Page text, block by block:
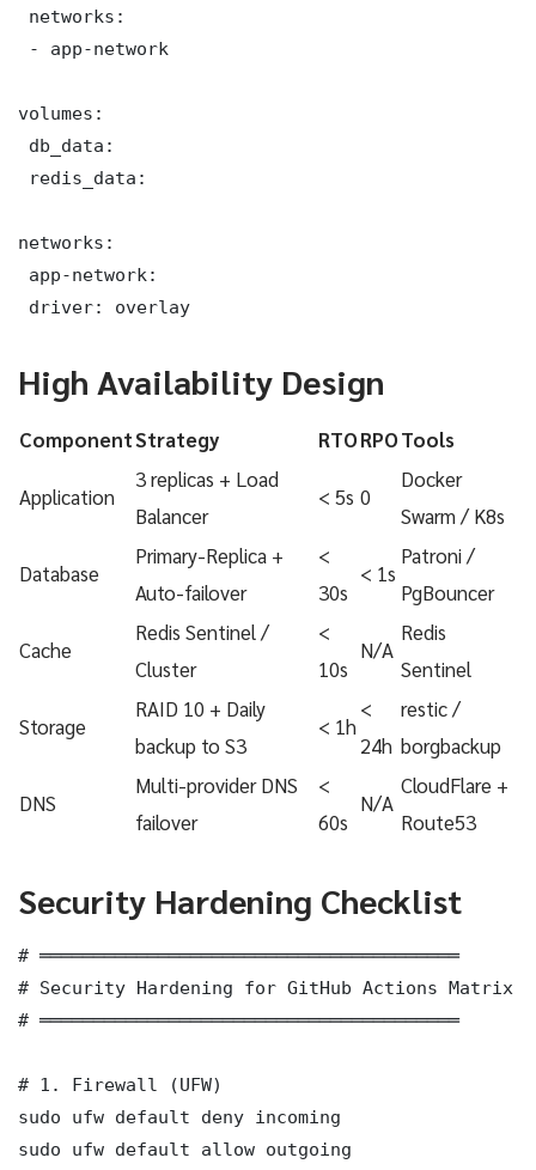
networks:
- app-network
volumes:
db_data:
redis_data:
networks:
app-network:
driver: overlay
High Availability Design
ComponentStrategy RTORPOTools
Application
3 replicas + Load
Balancer
< 5s 0
Docker
Swarm / K8s
Database
Primary-Replica +
Auto-failover
<
30s
< 1s
Patroni /
PgBouncer
Cache
Redis Sentinel /
Cluster
<
10s
N/A
Redis
Sentinel
Storage
RAID 10 + Daily
backup to S3
< 1h
<
24h
restic /
borgbackup
DNS
Multi-provider DNS
failover
<
60s
N/A
CloudFlare +
Route53
Security Hardening Checklist
# ═══════════════════════════════════════
# Security Hardening for GitHub Actions Matrix
# ═══════════════════════════════════════
# 1. Firewall (UFW)
sudo ufw default deny incoming
sudo ufw default allow outgoing